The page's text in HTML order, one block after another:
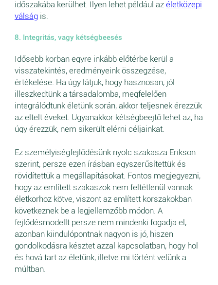
időszakába kerülhet. Ilyen lehet például az életközepi
válság is.
8. Integritás, vagy kétségbeesés
Idősebb korban egyre inkább előtérbe kerül a
visszatekintés, eredményeink összegzése,
értékelése. Ha úgy látjuk, hogy hasznosan, jól
illeszkedtünk a társadalomba, megfelelően
integrálódtunk életünk során, akkor teljesnek érezzük
az eltelt éveket. Ugyanakkor kétségbeejtő lehet az, ha
úgy érezzük, nem sikerült elérni céljainkat.
Ez személyiségfejlődésünk nyolc szakasza Erikson
szerint, persze ezen írásban egyszerűsítettük és
rövidítettük a megállapításokat. Fontos megjegyezni,
hogy az említett szakaszok nem feltétlenül vannak
életkorhoz kötve, viszont az említett korszakokban
következnek be a legjellemzőbb módon. A
fejlődésmodellt persze nem mindenki fogadja el,
azonban kiindulópontnak nagyon is jó, hiszen
gondolkodásra késztet azzal kapcsolatban, hogy hol
és hová tart az életünk, illetve mi történt velünk a
múltban.